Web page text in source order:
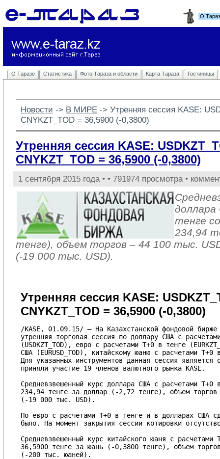
О
О Таразе Статистика Фото Тараза и области Карта Тараза Гостиницы
Новости -> В МИРЕ -> Утренняя сессия KASE:
CNYKZT_TOD = 36,5900 (-0,3800)
Утренняя сессия KASE:
CNYKZT_TOD = 36,5900 (-0,3800)
1 сентября 2015 года • • 791974 просмотра •
тенге
234,94
тенге), объем торгов – 44 100 тыс.
(-19 000 тыс. USD).
Утренняя сессия KASE:
CNYKZT_TOD = 36,5900 (-0,3800)
/KASE, 01.09.15/ – На Казахстанской фондовой
утренняя торговая сессия по доллару США с
(USDKZT_TOD), евро с расчетами T+0 в тенге
США (EURUSD_TOD), китайскому юаню с расчетами T+0
Для указанных инструментов данная сессия
приняли участие 19 членов валютного рынка KASE.
Средневзвешенный курс доллара США с расчетами
234,94 тенге за доллар (-2,72 тенге), объем
(-19 000 тыс. USD).
По евро с расчетами T+0 в тенге и в долларах США
было. На момент закрытия сессии котировки
Средневзвешенный курс китайского юаня с
36,5900 тенге за юань (-0,3800 тенге), объем
(-200 тыс. юаней).